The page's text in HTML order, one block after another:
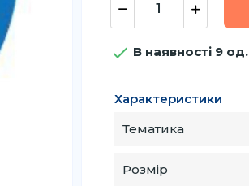
 В наявності 9 од.
Характеристики
Тематика
Розмір